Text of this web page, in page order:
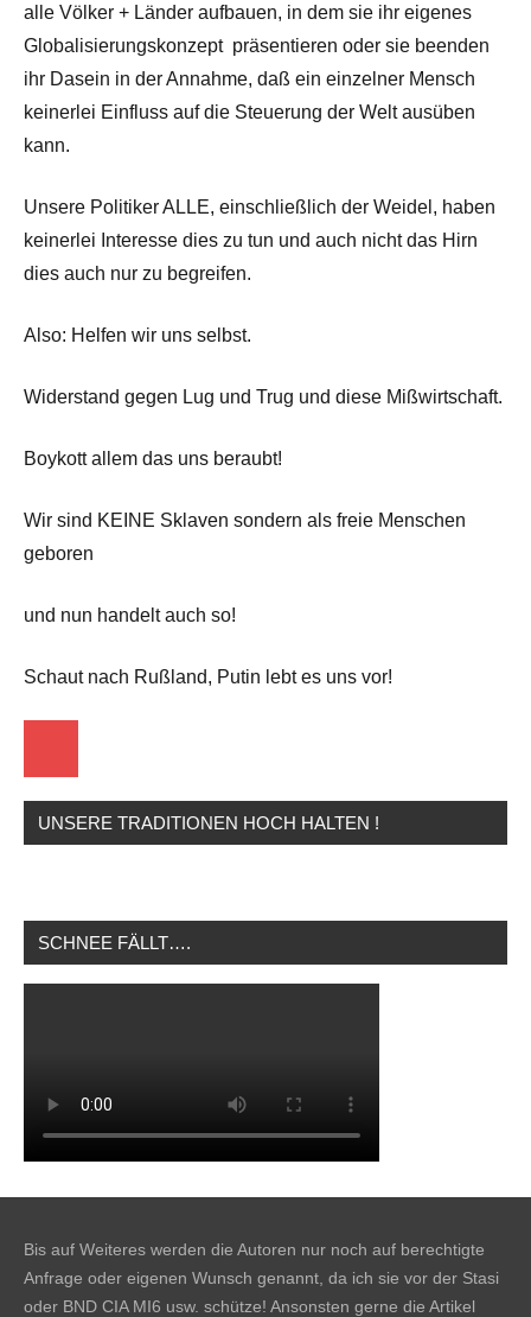
alle Völker + Länder aufbauen, in dem sie ihr eigenes
Globalisierungskonzept präsentieren oder sie beenden
ihr Dasein in der Annahme, daß ein einzelner Mensch
keinerlei Einfluss auf die Steuerung der Welt ausüben
kann.
Unsere Politiker ALLE, einschließlich der Weidel, haben
keinerlei Interesse dies zu tun und auch nicht das Hirn
dies auch nur zu begreifen.
Also: Helfen wir uns selbst.
Widerstand gegen Lug und Trug und diese Mißwirtschaft.
Boykott allem das uns beraubt!
Wir sind KEINE Sklaven sondern als freie Menschen
geboren
und nun handelt auch so!
Schaut nach Rußland, Putin lebt es uns vor!
UNSERE TRADITIONEN HOCH HALTEN !
SCHNEE FÄLLT….
Bis auf Weiteres werden die Autoren nur noch auf berechtigte
Anfrage oder eigenen Wunsch genannt, da ich sie vor der Stasi
oder BND CIA MI6 usw. schütze! Ansonsten gerne die Artikel